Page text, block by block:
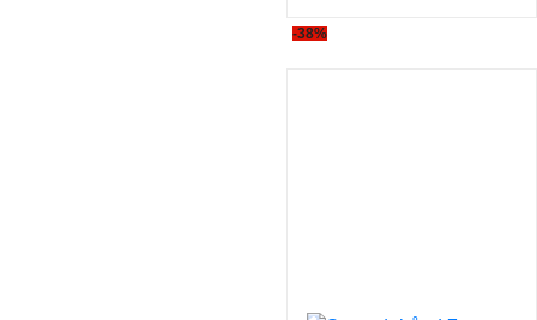
-38%